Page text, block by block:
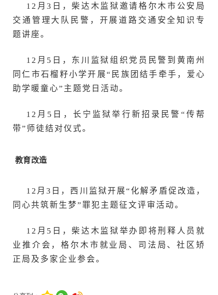
12月3日，柴达木监狱邀请格尔木市公安局
交通管理大队民警，开展道路交通安全知识专
题讲座。
12月5日，东川监狱组织党员民警到黄南州
同仁市石榴籽小学开展“民族团结手牵手，爱心
助学暖童心”主题党日活动。
12月5日，长宁监狱举行新招录民警“传帮
带”师徒结对仪式。
教育改造
12月3日，西川监狱开展“化解矛盾促改造，
同心共筑新生梦”罪犯主题征文评审活动。
12月5日，柴达木监狱举办即将刑释人员就
业推介会，格尔木市就业局、司法局、社区矫
正局及多家企业参会。